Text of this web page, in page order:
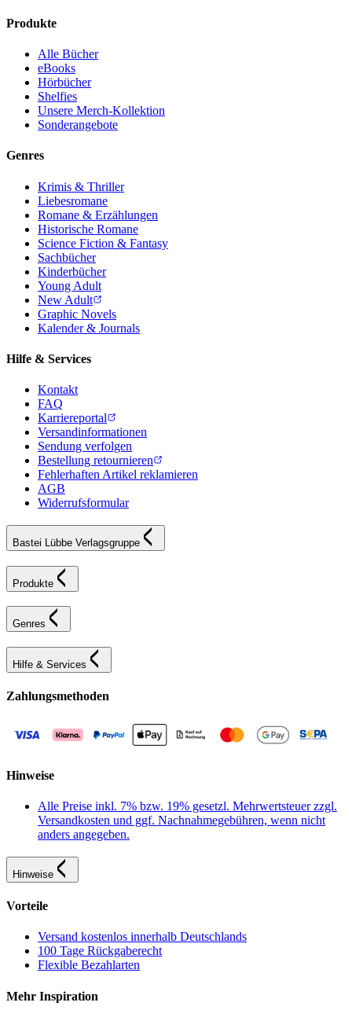
Produkte
Alle Bücher
eBooks
Hörbücher
Shelfies
Unsere Merch-Kollektion
Sonderangebote
Genres
Krimis & Thriller
Liebesromane
Romane & Erzählungen
Historische Romane
Science Fiction & Fantasy
Sachbücher
Kinderbücher
Young Adult
New Adult
Graphic Novels
Kalender & Journals
Hilfe & Services
Kontakt
FAQ
Karriereportal
Versandinformationen
Sendung verfolgen
Bestellung retournieren
Fehlerhaften Artikel reklamieren
AGB
Widerrufsformular
Bastei Lübbe Verlagsgruppe
Produkte
Genres
Hilfe & Services
Zahlungsmethoden
Hinweise
Alle Preise inkl. 7% bzw. 19% gesetzl. Mehrwertsteuer zzgl.
Versandkosten und ggf. Nachnahmegebühren, wenn nicht
anders angegeben.
Hinweise
Vorteile
Versand kostenlos innerhalb Deutschlands
100 Tage Rückgaberecht
Flexible Bezahlarten
Mehr Inspiration